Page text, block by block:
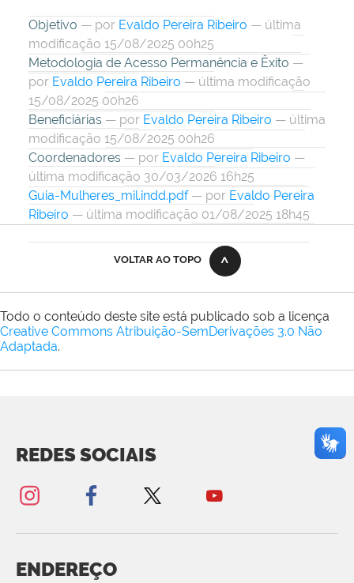
Objetivo — por Evaldo Pereira Ribeiro — última
modificação 15/08/2025 00h25
Metodologia de Acesso Permanência e Êxito —
por Evaldo Pereira Ribeiro — última modificação
15/08/2025 00h26
Beneficiárias — por Evaldo Pereira Ribeiro — última
modificação 15/08/2025 00h26
Coordenadores — por Evaldo Pereira Ribeiro —
última modificação 30/03/2026 16h25
Guia-Mulheres_mil.indd.pdf — por Evaldo Pereira
Ribeiro — última modificação 01/08/2025 18h45
VOLTAR AO TOPO
Todo o conteúdo deste site está publicado sob a licença
Creative Commons Atribuição-SemDerivações 3.0 Não
Adaptada.
REDES SOCIAIS
ENDEREÇO